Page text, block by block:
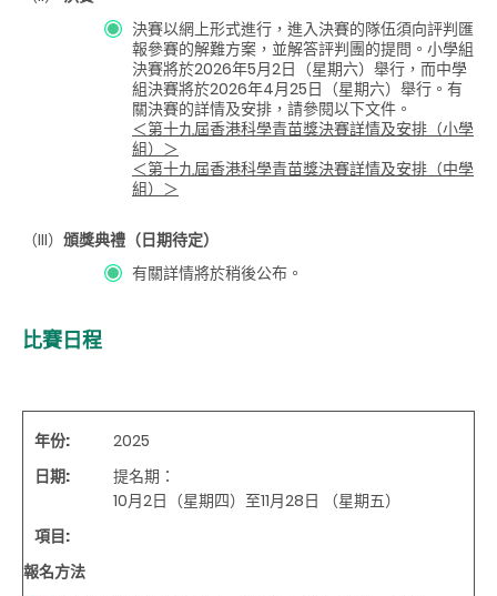
決賽以網上形式進行，進入決賽的隊伍須向評判匯
報參賽的解難方案，並解答評判團的提問。小學組
決賽將於2026年5月2日（星期六）舉行，而中學
組決賽將於2026年4月25日（星期六）舉行。有
關決賽的詳情及安排，請參閱以下文件。
＜第十九屆香港科學青苗獎決賽詳情及安排（小學
組）＞
＜第十九屆香港科學青苗獎決賽詳情及安排（中學
組）＞
（III） 頒獎典禮（日期待定）
有關詳情將於稍後公布。
比賽日程
年份:
2025
日期:
提名期：
10月2日（星期四）至11月28日 （星期五）
項目:
報名方法